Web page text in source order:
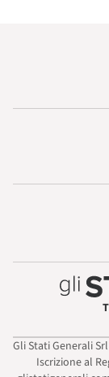
Gli Stati Generali
Iscrizione al